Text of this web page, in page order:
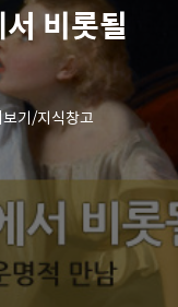
비롯될
기/지식창고